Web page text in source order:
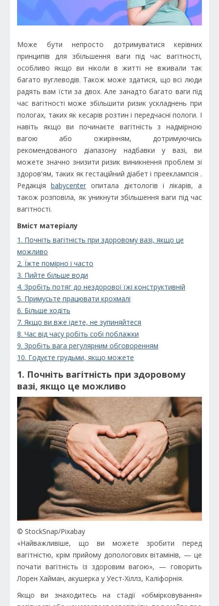
Може бути непросто дотримуватися керівних
принципів для збільшення ваги під час вагітності,
особливо якщо ви ніколи в житті не вживали так
багато вуглеводів. Також може здатися, що всі люди
радять вам їсти за двох. Але занадто багато ваги під
час вагітності може збільшити ризик ускладнень при
пологах, таких як кесарів розтин і передчасні пологи. І
навіть якщо ви починаєте вагітність з надмірною
вагою або ожирінням, дотримуючись
рекомендованого діапазону надбавки у вазі, ви
можете значно знизити ризик виникнення проблем зі
здоров'ям, таких як гестаційний діабет і прееклампсія .
Редакціяbabycenter опитала дієтологів і лікарів, а
також розповіла, як уникнути збільшення ваги під час
вагітності.
Вміст матеріалу
1. Почніть вагітність при здоровому вазі, якщо це
можливо
2. Їжте помірно і часто
3. Пийте більше води
4. Зробіть потяг до нездорової їжі конструктивній
5. Примусьте працювати крохмалі
6. Більше ходіть
7. Якщо ви вже ідете, не зупиняйтеся
8. Час від часу робіть собі поблажки
9. Зробіть вага регулярним обговоренням
10. Годуєте грудьми, якщо можете
1. Почніть вагітність при здоровому
вазі, якщо це можливо
© StockSnap/Pixabay
«Найважливіше, що ви можете зробити перед
вагітністю, крім прийому допологових вітамінів, — це
почати вагітність із здоровим вагою», — говорить
Лорен Хайман, акушерка у Уест-Хіллз, Каліфорнія.
Якщо ви знаходитесь на стадії «обмірковування»